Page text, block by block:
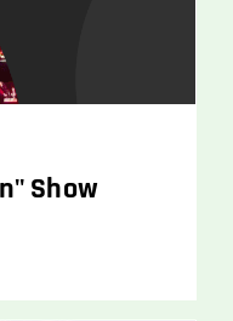
Show